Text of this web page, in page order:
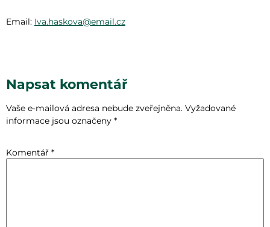
Email: Iva.haskova@email.cz
Napsat komentář
Vaše e-mailová adresa nebude zveřejněna. Vyžadované
informace jsou označeny *
Komentář *